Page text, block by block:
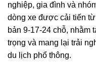
nghiệp, gia đình và
dòng xe được cải tiến
bản 9-17-24 chỗ, nhằm
trọng và mang lại trải
du lịch phổ thông.